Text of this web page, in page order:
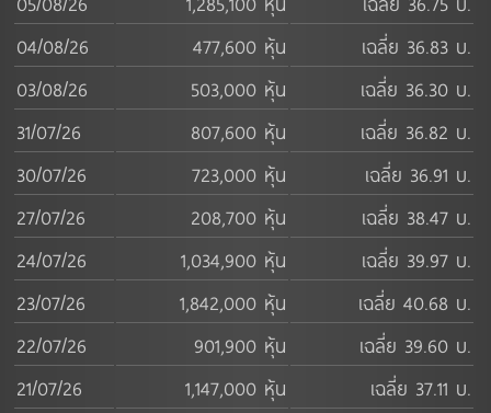
04/08/26
477,600 หุ้น
เฉลี่ย 36.83 บ.
03/08/26
503,000 หุ้น
เฉลี่ย 36.30 บ.
31/07/26
807,600 หุ้น
เฉลี่ย 36.82 บ.
30/07/26
723,000 หุ้น
เฉลี่ย 36.91 บ.
27/07/26
208,700 หุ้น
เฉลี่ย 38.47 บ.
24/07/26
1,034,900 หุ้น
เฉลี่ย 39.97 บ.
23/07/26
1,842,000 หุ้น
เฉลี่ย 40.68 บ.
22/07/26
901,900 หุ้น
เฉลี่ย 39.60 บ.
21/07/26
1,147,000 หุ้น เฉลี่ย 37.11 บ.